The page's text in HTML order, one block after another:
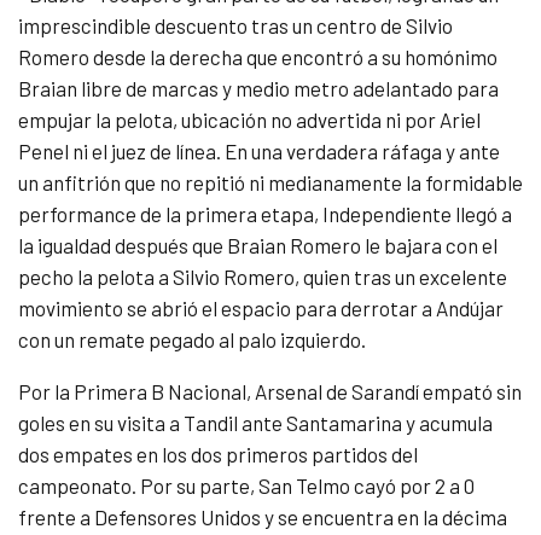
imprescindible descuento tras un centro de Silvio
Romero desde la derecha que encontró a su homónimo
Braian libre de marcas y medio metro adelantado para
empujar la pelota, ubicación no advertida ni por Ariel
Penel ni el juez de línea. En una verdadera ráfaga y ante
un anfitrión que no repitió ni medianamente la formidable
performance de la primera etapa, Independiente llegó a
la igualdad después que Braian Romero le bajara con el
pecho la pelota a Silvio Romero, quien tras un excelente
movimiento se abrió el espacio para derrotar a Andújar
con un remate pegado al palo izquierdo.
Por la Primera B Nacional, Arsenal de Sarandí empató sin
goles en su visita a Tandil ante Santamarina y acumula
dos empates en los dos primeros partidos del
campeonato. Por su parte, San Telmo cayó por 2 a 0
frente a Defensores Unidos y se encuentra en la décima